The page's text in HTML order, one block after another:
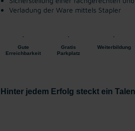
Verladung der Ware mittels Stapler
Gute
Erreichbarkeit
Gratis
Parkplatz
Weiterbildung
Hinter jedem Erfolg steckt ein